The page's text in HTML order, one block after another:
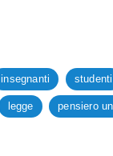
insegnanti studenti
legge pensiero